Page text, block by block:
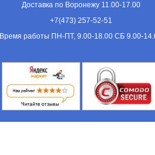
Доставка по Воронежу 11.00-17.00
+7(473) 257-52-51
Время работы ПН-ПТ, 9.00-18.00 СБ 9.00-